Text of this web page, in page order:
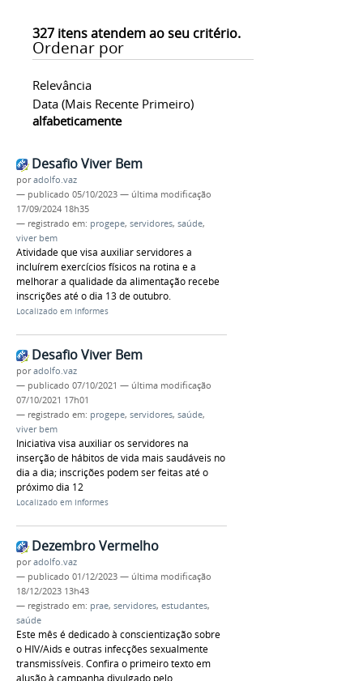
327 itens atendem ao seu critério.
Ordenar por
Relevância
Data (mais Recente Primeiro)
alfabeticamente
Desafio Viver Bem
poradolfo.vaz
— publicado 05/10/2023 — última modificação
17/09/2024 18h35
— registrado em: progepe, servidores, saúde,
viver bem
Atividade que visa auxiliar servidores a
incluírem exercícios físicos na rotina e a
melhorar a qualidade da alimentação recebe
inscrições até o dia 13 de outubro.
Localizado em Informes
Desafio Viver Bem
poradolfo.vaz
— publicado 07/10/2021 — última modificação
07/10/2021 17h01
— registrado em: progepe, servidores, saúde,
viver bem
Iniciativa visa auxiliar os servidores na
inserção de hábitos de vida mais saudáveis no
dia a dia; inscrições podem ser feitas até o
próximo dia 12
Localizado em Informes
Dezembro Vermelho
poradolfo.vaz
— publicado 01/12/2023 — última modificação
18/12/2023 13h43
— registrado em: prae, servidores, estudantes,
saúde
Este mês é dedicado à conscientização sobre
o HIV/Aids e outras infecções sexualmente
transmissíveis. Confira o primeiro texto em
alusão à campanha divulgado pelo